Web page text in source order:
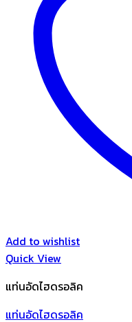
Add to wishlist
Quick View
แท่นอัดไฮดรอลิค
แท่นอัดไฮดรอลิค